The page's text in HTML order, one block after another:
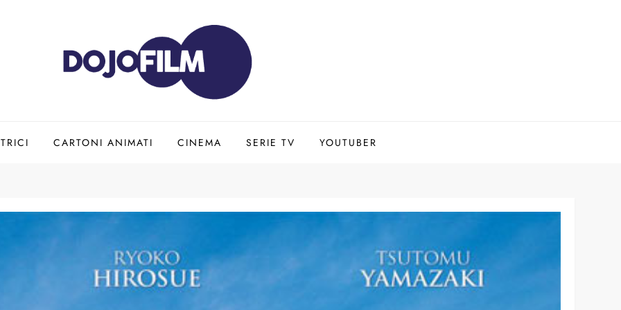
CARTONI ANIMATI CINEMA SERIE TV YOUTUBER